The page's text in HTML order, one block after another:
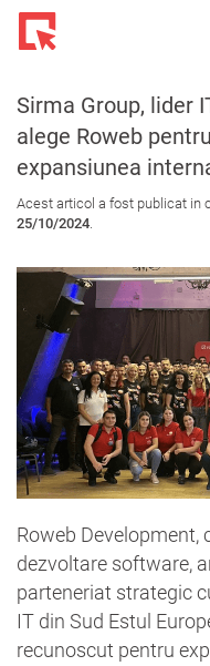
Sirma Group, lider
alege Roweb
expansiunea
Acest articol a fost publicat in
25/10/2024.
Roweb Development,
dezvoltare software,
parteneriat strategic
IT din Sud Estul
recunoscut pentru